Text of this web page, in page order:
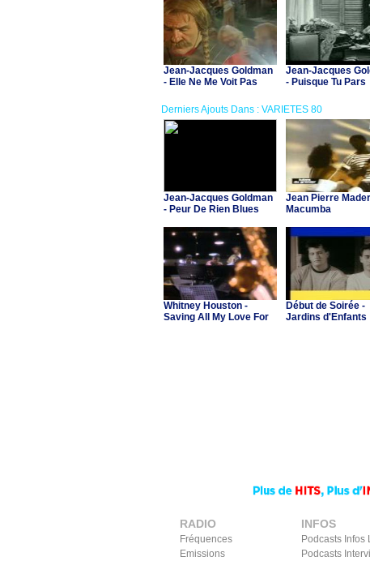
Jean-Jacques Goldman
- Elle Ne Me Voit Pas
contre Cesar")
Jean-Jacques
- Puisque Tu Pars
Derniers Ajouts Dans : VARIETES 80
Jean-Jacques Goldman
- Peur De Rien Blues
Jean Pierre
Macumba
Whitney Houston -
Saving All My Love For
Début de Soirée -
Jardins d'Enfants
RADIO
Fréquences
Emissions
INFOS
Podcasts Infos
Podcasts